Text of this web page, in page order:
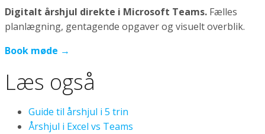
Digitalt årshjul direkte i Microsoft Teams. Fælles
planlægning, gentagende opgaver og visuelt overblik.
Book møde →
Læs også
Guide til årshjul i 5 trin
Årshjul i Excel vs Teams